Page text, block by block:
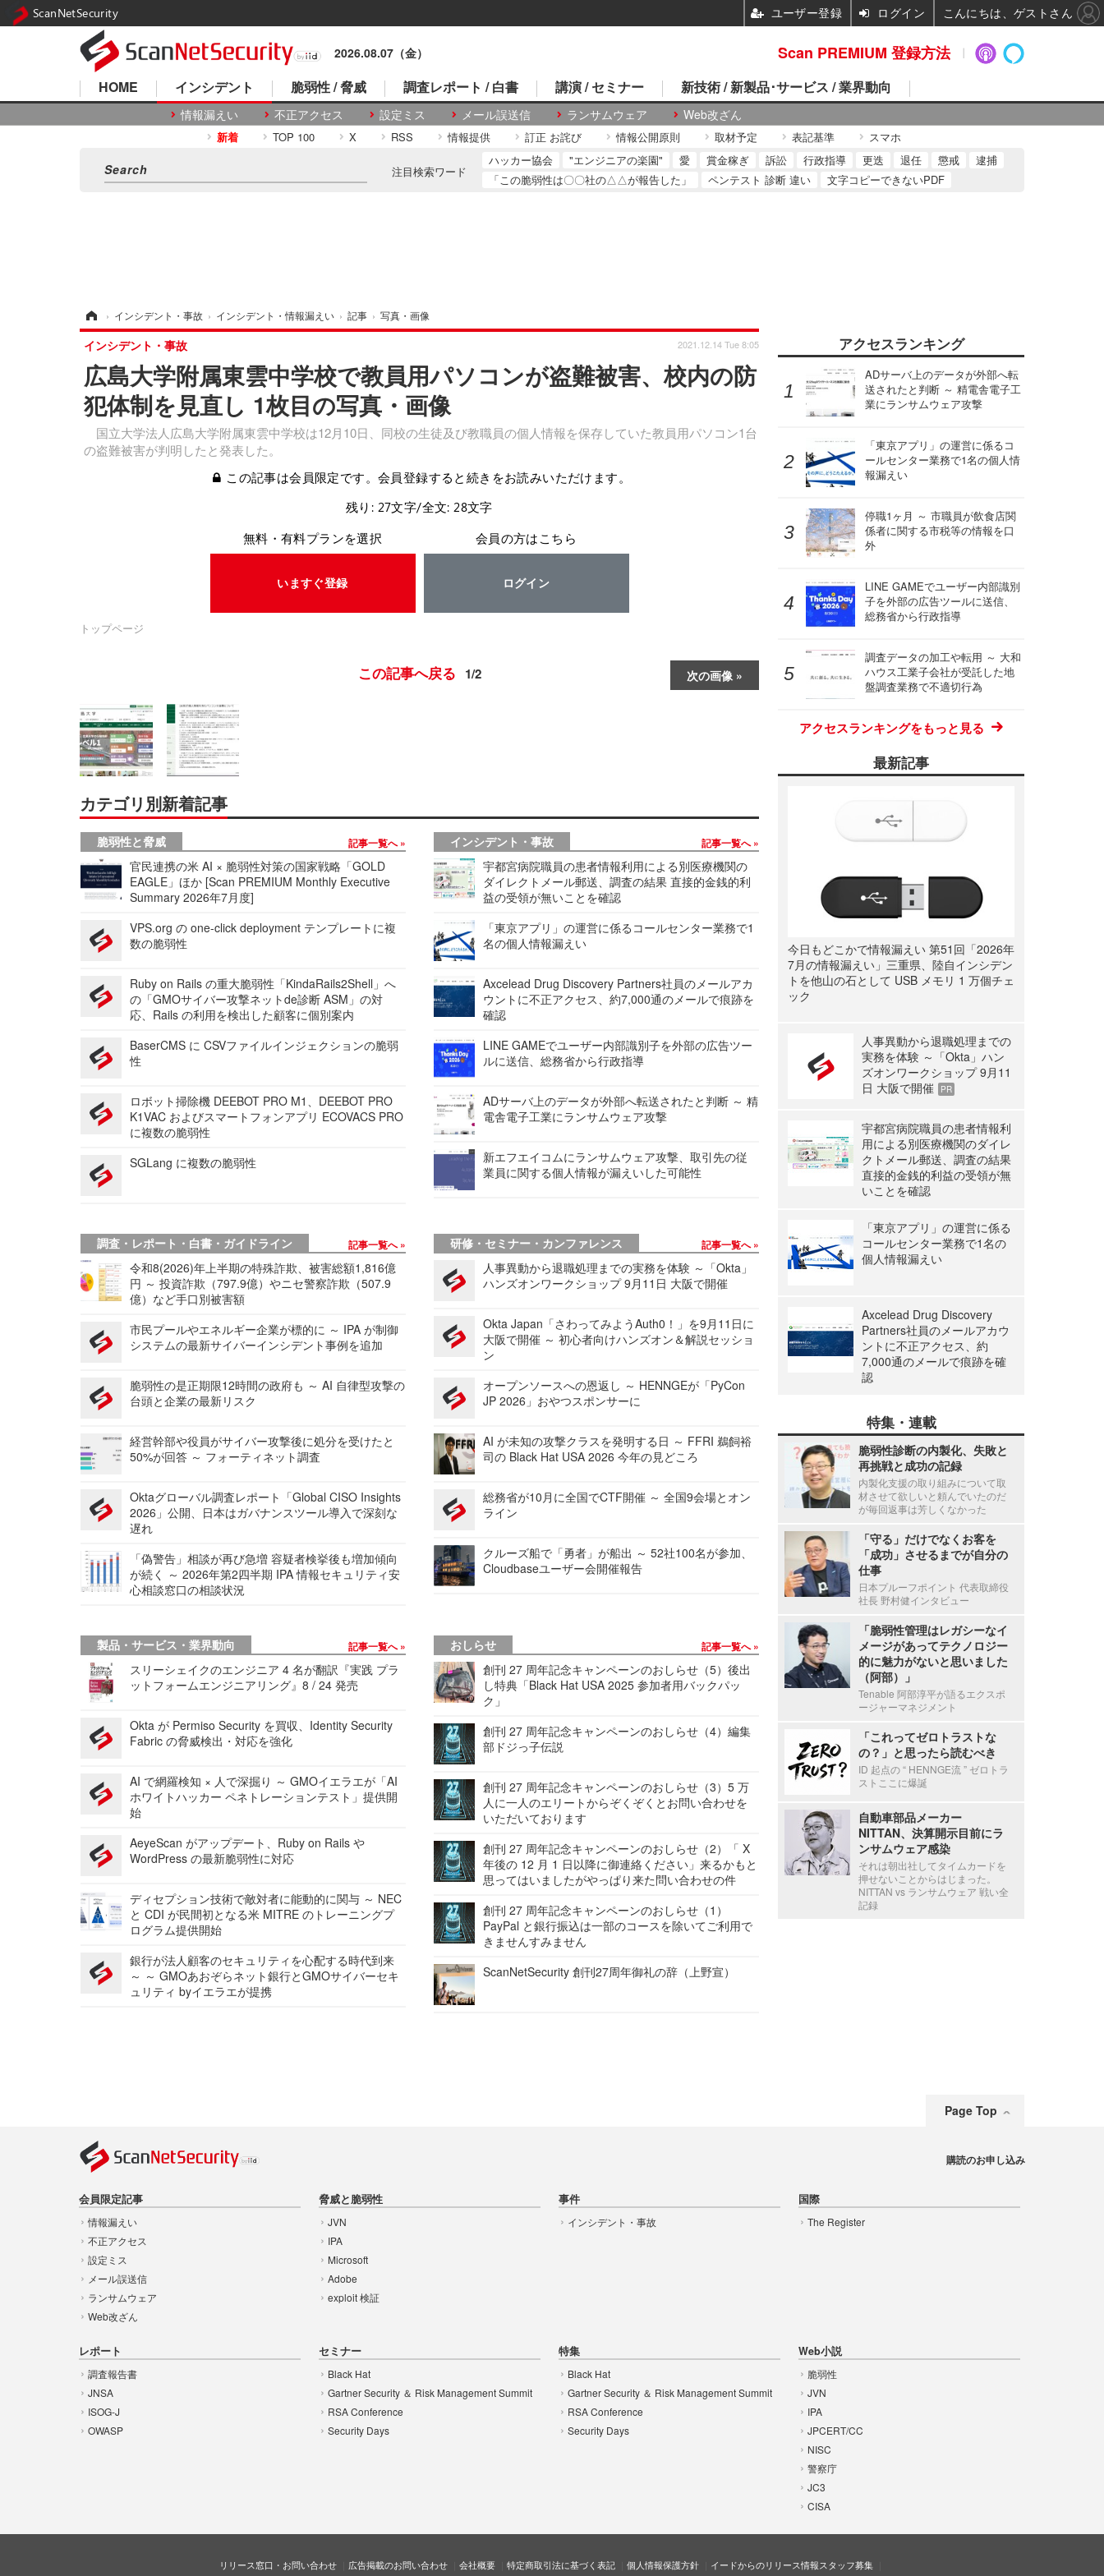
2026.08.07（金）
HOME インシデント
情報漏えい 不正アクセス 設定ミス メール誤送信 ランサムウェア Web改ざん
脆弱性 / 脅威 調査レポート / 白書 講演 / セミナー 新技術 / 新製品･サービス / 業界動向
新着 TOP 100 X RSS 情報提供 訂正 お詫び 情報公開原則 取材予定 表記基準 スマホ
注目検索ワード
ハッカー協会 "エンジニアの楽園" 愛 賞金稼ぎ 訴訟 行政指導 更迭 退任 懲戒
逮捕
「この脆弱性は〇〇社の△△が報告した」
ペンテスト 診断 違い 文字コピーできないPDF
› インシデント・事故 › インシデント・情報漏えい › 記事 › 写真・画像
広島大学附属東雲中学校で教員用パソコンが盗難被害、校内の防
犯体制を見直し 1枚目の写真・画像
国立大学法人広島大学附属東雲中学校は12月10日、同校の生徒及び教職員の個人情報を保存していた教員用パソコン1台
の盗難被害が判明したと発表した。
インシデント・事故 2021.12.14 Tue 8:05
この記事は会員限定です。会員登録すると続きをお読みいただけます。
残り: 27文字/全文: 28文字
無料・有料プランを選択
いますぐ登録
会員の方はこちら
ログイン
トップページ
次の画像
この記事へ戻る 1/2
カテゴリ別新着記事
脆弱性と脅威 記事一覧へ
官民連携の米 AI × 脆弱性対策の国家戦略「GOLD
EAGLE」ほか [Scan PREMIUM Monthly Executive
Summary 2026年7月度]
VPS.org の one-click deployment テンプレートに複
数の脆弱性
Ruby on Rails の重大脆弱性「KindaRails2Shell」へ
の「GMOサイバー攻撃ネットde診断 ASM」の対
応、Rails の利用を検出した顧客に個別案内
BaserCMS に CSVファイルインジェクションの脆弱
性
ロボット掃除機 DEEBOT PRO M1、DEEBOT PRO
K1VAC およびスマートフォンアプリ ECOVACS PRO
に複数の脆弱性
SGLang に複数の脆弱性
インシデント・事故 記事一覧へ
宇都宮病院職員の患者情報利用による別医療機関の
ダイレクトメール郵送、調査の結果 直接的金銭的利
益の受領が無いことを確認
「東京アプリ」の運営に係るコールセンター業務で1
名の個人情報漏えい
Axcelead Drug Discovery Partners社員のメールアカ
ウントに不正アクセス、約7,000通のメールで痕跡を
確認
LINE GAMEでユーザー内部識別子を外部の広告ツー
ルに送信、総務省から行政指導
ADサーバ上のデータが外部へ転送されたと判断 ～ 精
電舎電子工業にランサムウェア攻撃
新エフエイコムにランサムウェア攻撃、取引先の従
業員に関する個人情報が漏えいした可能性
調査・レポート・白書・ガイドライン 記事一覧へ
令和8(2026)年上半期の特殊詐欺、被害総額1,816億
円 ～ 投資詐欺（797.9億）やニセ警察詐欺（507.9
億）など手口別被害額
市民プールやエネルギー企業が標的に ～ IPA が制御
システムの最新サイバーインシデント事例を追加
脆弱性の是正期限12時間の政府も ～ AI 自律型攻撃の
台頭と企業の最新リスク
経営幹部や役員がサイバー攻撃後に処分を受けたと
50%が回答 ～ フォーティネット調査
Oktaグローバル調査レポート「Global CISO Insights
2026」公開、日本はガバナンスツール導入で深刻な
遅れ
「偽警告」相談が再び急増 容疑者検挙後も増加傾向
が続く ～ 2026年第2四半期 IPA 情報セキュリティ安
心相談窓口の相談状況
研修・セミナー・カンファレンス 記事一覧へ
人事異動から退職処理までの実務を体験 ～「Okta」
ハンズオンワークショップ 9月11日 大阪で開催
Okta Japan「さわってみようAuth0！」を9月11日に
大阪で開催 ～ 初心者向けハンズオン＆解説セッショ
ン
オープンソースへの恩返し ～ HENNGEが「PyCon
JP 2026」おやつスポンサーに
AI が未知の攻撃クラスを発明する日 ～ FFRI 鵜飼裕
司の Black Hat USA 2026 今年の見どころ
総務省が10月に全国でCTF開催 ～ 全国9会場とオン
ライン
クルーズ船で「勇者」が船出 ～ 52社100名が参加、
Cloudbaseユーザー会開催報告
製品・サービス・業界動向 記事一覧へ
スリーシェイクのエンジニア 4 名が翻訳『実践 プラ
ットフォームエンジニアリング』8 / 24 発売
Okta が Permiso Security を買収、Identity Security
Fabric の脅威検出・対応を強化
AI で網羅検知 × 人で深掘り ～ GMOイエラエが「AI
ホワイトハッカー ペネトレーションテスト」提供開
始
AeyeScan がアップデート、Ruby on Rails や
WordPress の最新脆弱性に対応
ディセプション技術で敵対者に能動的に関与 ～ NEC
と CDI が民間初となる米 MITRE のトレーニングプ
ログラム提供開始
銀行が法人顧客のセキュリティを心配する時代到来
～ ～ GMOあおぞらネット銀行とGMOサイバーセキ
ュリティ byイエラエが提携
おしらせ 記事一覧へ
創刊 27 周年記念キャンペーンのおしらせ（5）後出
し特典「Black Hat USA 2025 参加者用バックパッ
ク」
創刊 27 周年記念キャンペーンのおしらせ（4）編集
部ドジっ子伝説
創刊 27 周年記念キャンペーンのおしらせ（3）5 万
人に一人のエリートからぞくぞくとお問い合わせを
いただいております
創刊 27 周年記念キャンペーンのおしらせ（2）「 X
年後の 12 月 1 日以降に御連絡ください」来るかもと
思ってはいましたがやっぱり来た問い合わせの件
創刊 27 周年記念キャンペーンのおしらせ（1）
PayPal と銀行振込は一部のコースを除いてご利用で
きませんすみません
ScanNetSecurity 創刊27周年御礼の辞（上野宣）
アクセスランキング
ADサーバ上のデータが外部へ転
送されたと判断 ～ 精電舎電子工
業にランサムウェア攻撃
「東京アプリ」の運営に係るコ
ールセンター業務で1名の個人情
報漏えい
停職1ヶ月 ～ 市職員が飲食店関
係者に関する市税等の情報を口
外
LINE GAMEでユーザー内部識別
子を外部の広告ツールに送信、
総務省から行政指導
調査データの加工や転用 ～ 大和
ハウス工業子会社が受託した地
盤調査業務で不適切行為
アクセスランキングをもっと見る
最新記事
今日もどこかで情報漏えい 第51回「2026年
7月の情報漏えい」三重県、陸自インシデン
トを他山の石として USB メモリ 1 万個チェ
ック
人事異動から退職処理までの
実務を体験 ～「Okta」ハン
ズオンワークショップ 9月11
日 大阪で開催
PR
宇都宮病院職員の患者情報利
用による別医療機関のダイレ
クトメール郵送、調査の結果
直接的金銭的利益の受領が無
いことを確認
「東京アプリ」の運営に係る
コールセンター業務で1名の
個人情報漏えい
Axcelead Drug Discovery
Partners社員のメールアカウ
ントに不正アクセス、約
7,000通のメールで痕跡を確
認
特集・連載
脆弱性診断の内製化、失敗と
再挑戦と成功の記録
内製化支援の取り組みについて取
材させて欲しいと頼んでいたのだ
が毎回返事は芳しくなかった
「守る」だけでなくお客を
「成功」させるまでが自分の
仕事
日本プルーフポイント 代表取締役
社長 野村健インタビュー
「脆弱性管理はレガシーなイ
メージがあってテクノロジー
的に魅力がないと思いました
（阿部）」
Tenable 阿部淳平が語るエクスポ
ージャーマネジメント
「これってゼロトラストな
の？」と思ったら読むべき
ID 起点の “ HENNGE流 ” ゼロトラ
ストここに爆誕
自動車部品メーカー
NITTAN、決算開示目前にラ
ンサムウェア感染
それは朝出社してタイムカードを
押せないことからはじまった。
NITTAN vs ランサムウェア 戦い全
記録
Page Top
会員限定記事
情報漏えい
不正アクセス
設定ミス
メール誤送信
ランサムウェア
Web改ざん
脅威と脆弱性
JVN
IPA
Microsoft
Adobe
exploit 検証
事件
インシデント・事故
国際
The Register
レポート
調査報告書
JNSA
ISOG-J
OWASP
セミナー
Black Hat
Gartner Security ＆ Risk Management Summit
RSA Conference
Security Days
特集
Black Hat
Gartner Security ＆ Risk Management Summit
RSA Conference
Security Days
Web小説
脆弱性
JVN
IPA
JPCERT/CC
NISC
警察庁
JC3
CISA
購読のお申し込み
リリース窓口・お問い合わせ 広告掲載のお問い合わせ 会社概要 特定商取引法に基づく表記 個人情報保護方針 イードからのリリース情報スタッフ募集
Scan PREMIUM 登録方法
ScanNetSecurity ユーザー登録 ログイン こんにちは、ゲストさん